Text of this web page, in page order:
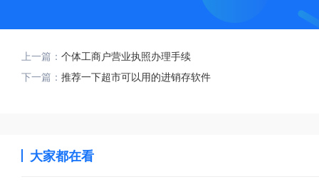
上一篇： 个体工商户营业执照办理手续
下一篇： 推荐一下超市可以用的进销存软件
大家都在看